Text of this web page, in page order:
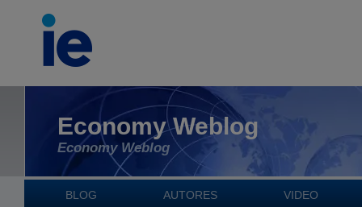
Economy Weblog
Economy Weblog
BLOG AUTORES VIDEO